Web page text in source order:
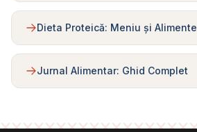
Dieta Proteică: Meniu și Alimente
Jurnal Alimentar: Ghid Complet